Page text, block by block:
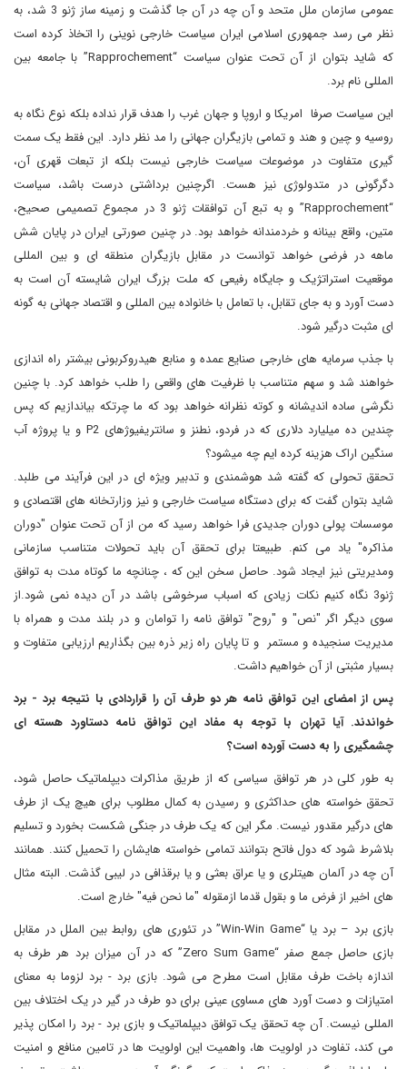
عمومی سازمان ملل متحد و آن چه در آن جا گذشت و زمینه ساز ژنو 3 شد، به
نظر می رسد جمهوری اسلامی ایران سیاست خارجی نوینی را اتخاذ کرده است
که شاید بتوان از آن تحت عنوان سیاست “Rapprochement” با جامعه بین
المللی نام برد.
این سیاست صرفا امریکا و اروپا و جهان غرب را هدف قرار نداده بلکه نوع نگاه به
روسیه و چین و هند و تمامی بازیگران جهانی را مد نظر دارد. این فقط یک سمت
گیری متفاوت در موضوعات سیاست خارجی نیست بلکه از تبعات قهری آن،
دگرگونی در متدولوژی نیز هست. اگرچنین برداشتی درست باشد، سیاست
“Rapprochement” و به تبع آن توافقات ژنو 3 در مجموع تصمیمی صحیح،
متین، واقع بینانه و خردمندانه خواهد بود. در چنین صورتی ایران در پایان شش
ماهه در فرضی خواهد توانست در مقابل بازیگران منطقه ای و بین المللی
موقعیت استراتژیک و جایگاه رفیعی که ملت بزرگ ایران شایسته آن است به
دست آورد و به جای تقابل، با تعامل با خانواده بین المللی و اقتصاد جهانی به گونه
ای مثبت درگیر شود.
با جذب سرمایه های خارجی صنایع عمده و منابع هیدروکربونی بیشتر راه اندازی
خواهند شد و سهم متناسب با ظرفیت های واقعی را طلب خواهد کرد. با چنین
نگرشی ساده اندیشانه و کوته نظرانه خواهد بود که ما چرتکه بیاندازیم که پس
چندین ده میلیارد دلاری که در فردو، نطنز و سانتریفیوژهای P2 و یا پروژه آب
سنگین اراک هزینه کرده ایم چه میشود؟
تحقق تحولی که گفته شد هوشمندی و تدبیر ویژه ای در این فرآیند می طلبد.
شاید بتوان گفت که برای دستگاه سیاست خارجی و نیز وزارتخانه های اقتصادی و
موسسات پولی دوران جدیدی فرا خواهد رسید که من از آن تحت عنوان "دوران
مذاکره" یاد می کنم. طبیعتا برای تحقق آن باید تحولات متناسب سازمانی
ومدیریتی نیز ایجاد شود. حاصل سخن این که ، چنانچه ما کوتاه مدت به توافق
ژنو3 نگاه کنیم نکات زیادی که اسباب سرخوشی باشد در آن دیده نمی شود.از
سوی دیگر اگر "نص" و "روح" توافق نامه را توامان و در بلند مدت و همراه با
مدیریت سنجیده و مستمر و تا پایان راه زیر ذره بین بگذاریم ارزیابی متفاوت و
بسیار مثبتی از آن خواهیم داشت.
پس از امضای این توافق نامه هر دو طرف آن را قراردادی با نتیجه برد - برد
خواندند. آیا تهران با توجه به مفاد این توافق نامه دستاورد هسته ای
چشمگیری را به دست آورده است؟
به طور کلی در هر توافق سیاسی که از طریق مذاکرات دیپلماتیک حاصل شود،
تحقق خواسته های حداکثری و رسیدن به کمال مطلوب برای هیچ یک از طرف
های درگیر مقدور نیست. مگر این که یک طرف در جنگی شکست بخورد و تسلیم
بلاشرط شود که دول فاتح بتوانند تمامی خواسته هایشان را تحمیل کنند. همانند
آن چه در آلمان هیتلری و یا عراق بعثی و یا برقذافی در لیبی گذشت. البته مثال
های اخیر از فرض ما و بقول قدما ازمقوله "ما نحن فیه" خارج است.
بازی برد – برد یا “Win-Win Game” در تئوری های روابط بین الملل در مقابل
بازی حاصل جمع صفر “Zero Sum Game” که در آن میزان برد هر طرف به
اندازه باخت طرف مقابل است مطرح می شود. بازی برد - برد لزوما به معنای
امتیازات و دست آورد های مساوی عینی برای دو طرف در گیر در یک اختلاف بین
المللی نیست. آن چه تحقق یک توافق دیپلماتیک و بازی برد - برد را امکان پذیر
می کند، تفاوت در اولویت ها، واهمیت این اولویت ها در تامین منافع و امنیت